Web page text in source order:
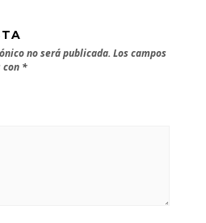
no será publicada. Los campos
con *